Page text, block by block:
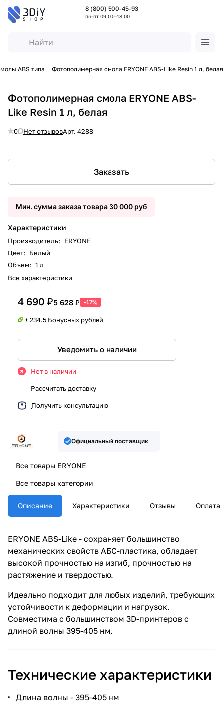
8 (800) 500-45-93
пн-пт 09:00—18:00
ABS типа Фотополимерная смола ERYONE ABS-Like Resin 1 л, белая
Фотополимерная смола ERYONE ABS-
Like Resin 1 л, белая
0 Нет отзывовАрт. 4288
Заказать
Мин. сумма заказа товара 30 000 руб
Характеристики
Производитель: ERYONE
Цвет: Белый
Объем: 1 л
Все характеристики
4 690 ₽5 628 ₽ -17%
+ 234.5 Бонусных рублей
Уведомить о наличии
Нет в наличии
Рассчитать доставку
Получить консультацию
Официальный поставщик
Все товары ERYONE
Все товары категории
Описание Характеристики Отзывы Оплата
ERYONE ABS-Like - сохраняет большинство
механических свойств АБС-пластика, обладает
высокой прочностью на изгиб, прочностью на
растяжение и твердостью.
Идеально подходит для любых изделий, требующих
устойчивости к деформации и нагрузок.
Совместима с большинством 3D-принтеров с
длиной волны 395-405 нм.
Технические характеристики
Длина волны - 395-405 нм